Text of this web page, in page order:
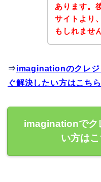
あります。
サイトより
もしれませ
⇒imaginationのクレジ
ぐ解決したい方はこちら
imaginationでク
い方は